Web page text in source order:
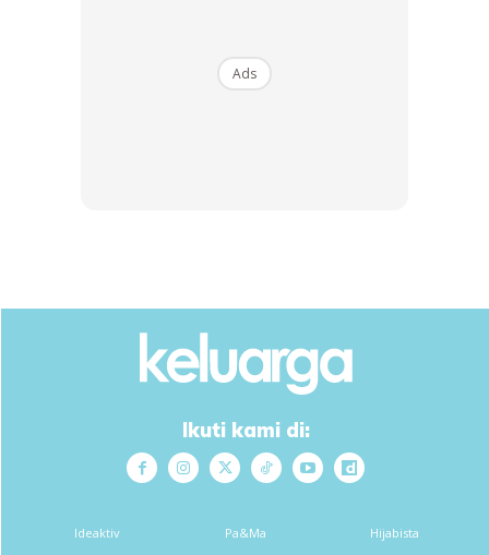
Ads
Ikuti kami di:
Ideaktiv Pa&Ma Hijabista